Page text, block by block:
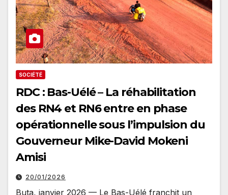
SOCIÉTÉ
RDC : Bas-Uélé – La réhabilitation
des RN4 et RN6 entre en phase
opérationnelle sous l’impulsion du
Gouverneur Mike-David Mokeni
Amisi
20/01/2026
Buta, janvier 2026 — Le Bas-Uélé franchit un